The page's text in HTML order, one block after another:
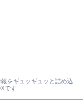
をギュッギュッと詰め込
です